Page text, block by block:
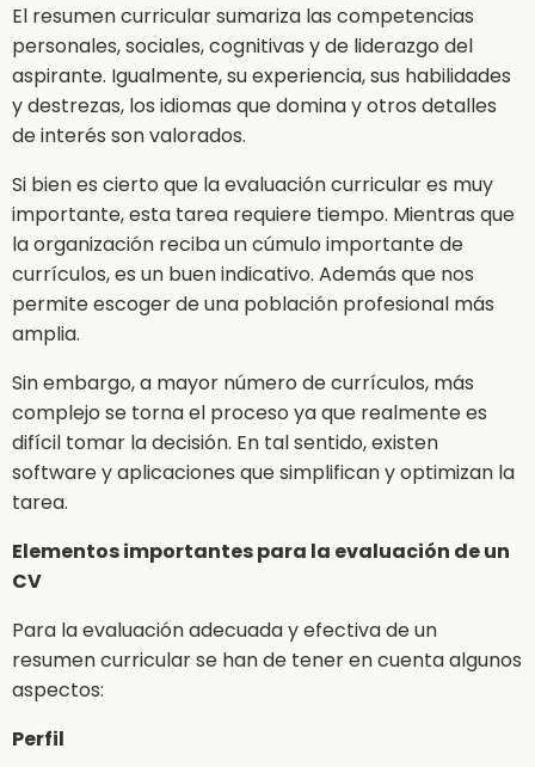
El resumen curricular sumariza las competencias
personales, sociales, cognitivas y de liderazgo del
aspirante. Igualmente, su experiencia, sus habilidades
y destrezas, los idiomas que domina y otros detalles
de interés son valorados.
Si bien es cierto que la evaluación curricular es muy
importante, esta tarea requiere tiempo. Mientras que
la organización reciba un cúmulo importante de
currículos, es un buen indicativo. Además que nos
permite escoger de una población profesional más
amplia.
Sin embargo, a mayor número de currículos, más
complejo se torna el proceso ya que realmente es
difícil tomar la decisión. En tal sentido, existen
software y aplicaciones que simplifican y optimizan la
tarea.
Elementos importantes para la evaluación de un
CV
Para la evaluación adecuada y efectiva de un
resumen curricular se han de tener en cuenta algunos
aspectos:
Perfil